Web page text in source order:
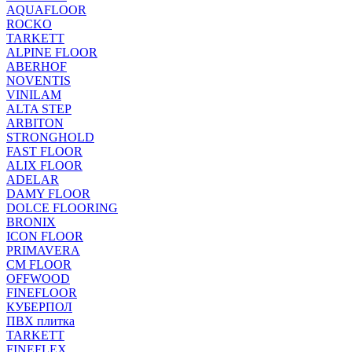
AQUAFLOOR
ROCKO
TARKETT
ALPINE FLOOR
ABERHOF
NOVENTIS
VINILAM
ALTA STEP
ARBITON
STRONGHOLD
FAST FLOOR
ALIX FLOOR
ADELAR
DAMY FLOOR
DOLCE FLOORING
BRONIX
ICON FLOOR
PRIMAVERA
CM FLOOR
OFFWOOD
FINEFLOOR
КУБЕРПОЛ
ПВХ плитка
TARKETT
FINEFLEX